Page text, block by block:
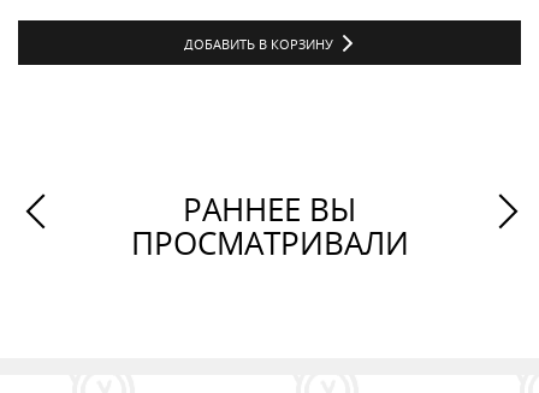
ДОБАВИТЬ В КОРЗИНУ
РАННЕЕ ВЫ
ПРОСМАТРИВАЛИ